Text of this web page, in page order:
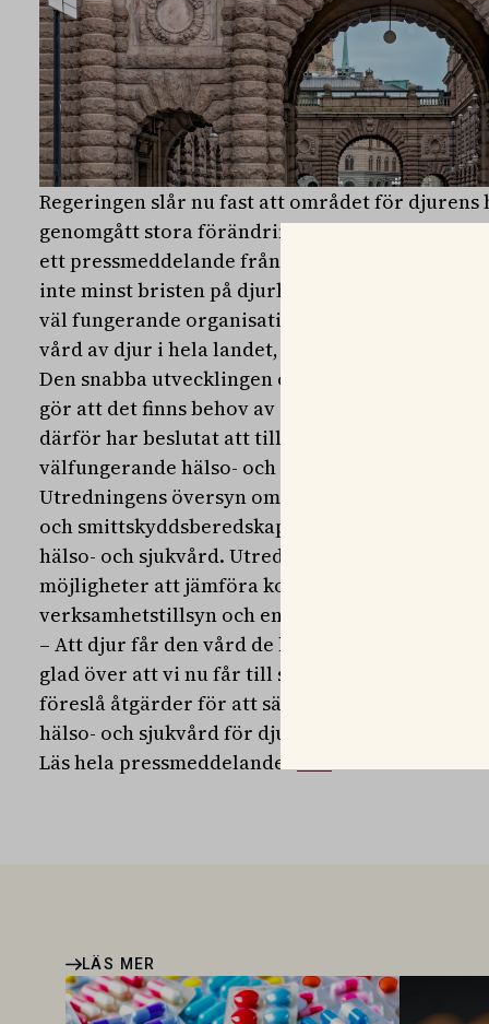
Regeringen slår nu fast att området för djurens
genomgått stora förändringar och nu står
ett pressmeddelande från
inte minst bristen på djurhälsopersonal och
väl fungerande organisation vid utbrott av
vård av djur i hela landet, dygnet runt.
Den snabba utvecklingen och de
gör att det finns behov av en bred översyn av
därför har beslutat att tillsätta en utredning för
välfungerande hälso- och sjukvård för djur.
Utredningens översyn omfattar det statliga
och smittskyddsberedskap, behörighetsfrågor
hälso- och sjukvård. Utredningen ska även
möjligheter att jämföra kostnader samt regler
verksamhetstillsyn och en bedömning av om
– Att djur får den vård de behöver när de
glad över att vi nu får till stånd en utredning
föreslå åtgärder för att säkerställa en hållbar
hälso- och sjukvård för djur, säger
Läs hela pressmeddelandethär
LÄS MER